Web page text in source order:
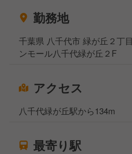
勤務地
千葉県 八千代市 緑が丘２丁
ンモール八千代緑が丘２F
アクセス
八千代緑が丘駅から134m
最寄り駅